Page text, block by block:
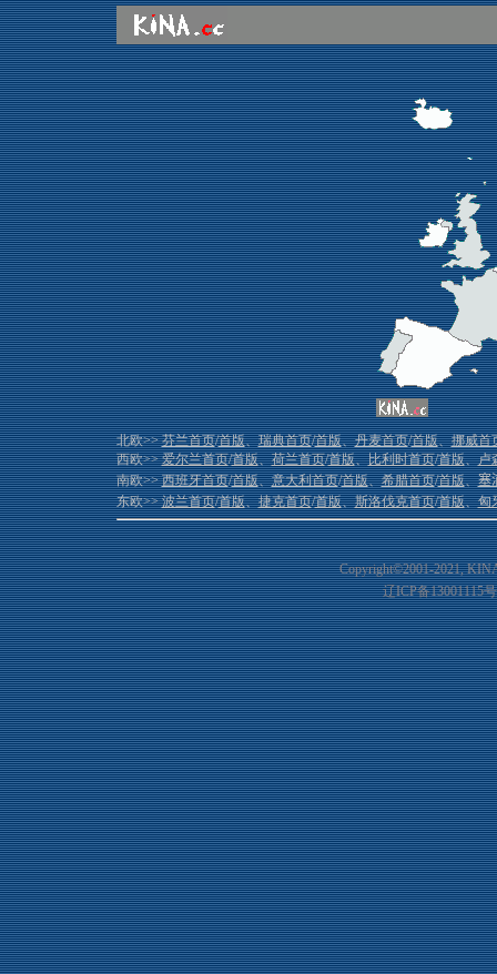
北欧>>芬兰首页/首版、瑞典首页/首版、丹麦首页/首版、挪威首
西欧>>爱尔兰首页/首版、荷兰首页/首版、比利时首页/首版、卢
南欧>>西班牙首页/首版、意大利首页/首版、希腊首页/首版、塞
东欧>>波兰首页/首版、捷克首页/首版、斯洛伐克首页/首版、匈
Copyright©2001-2021,
辽ICP备13001115